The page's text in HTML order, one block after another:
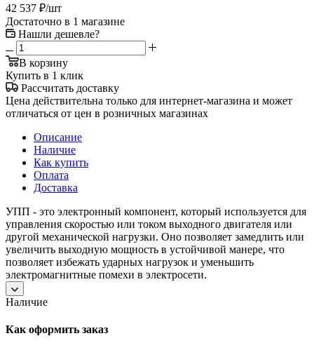
42 537 ₽/шт
Достаточно в 1 магазине
Нашли дешевле?
В корзину
Купить в 1 клик
Рассчитать доставку
Цена действительна только для интернет-магазина и может
отличаться от цен в розничных магазинах
Описание
Наличие
Как купить
Оплата
Доставка
УПП - это электронный компонент, который используется для
управления скоростью или током выходного двигателя или
другой механической нагрузки. Оно позволяет замедлить или
увеличить выходную мощность в устойчивой манере, что
позволяет избежать ударных нагрузок и уменьшить
электромагнитные помехи в электросети.
Наличие
Как оформить заказ